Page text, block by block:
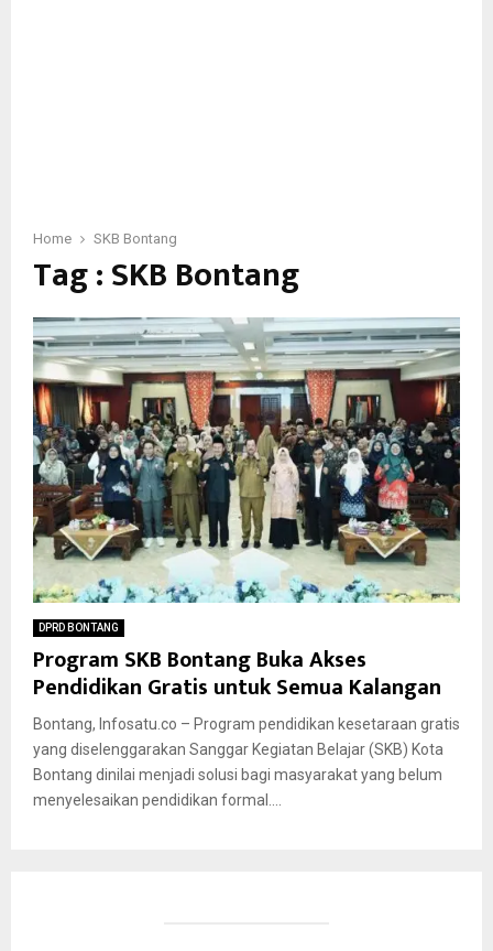
Home SKB Bontang
Tag : SKB Bontang
DPRD BONTANG
Program SKB Bontang Buka Akses
Pendidikan Gratis untuk Semua Kalangan
Bontang, Infosatu.co – Program pendidikan kesetaraan gratis
yang diselenggarakan Sanggar Kegiatan Belajar (SKB) Kota
Bontang dinilai menjadi solusi bagi masyarakat yang belum
menyelesaikan pendidikan formal....